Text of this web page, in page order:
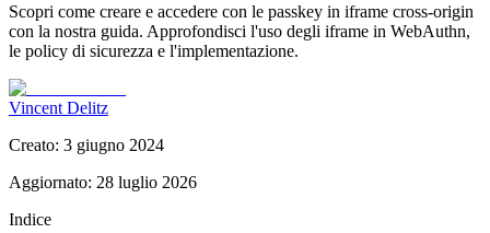
Scopri come creare e accedere con le passkey in iframe cross-origin
con la nostra guida. Approfondisci l'uso degli iframe in WebAuthn,
le policy di sicurezza e l'implementazione.
Vincent Delitz
Creato: 3 giugno 2024
Aggiornato: 28 luglio 2026
Indice